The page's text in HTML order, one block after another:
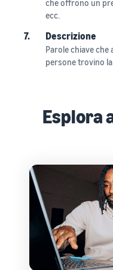
che offrono un
ecc.
7. Descrizione
Parole chiave che
persone trovino
Esplora